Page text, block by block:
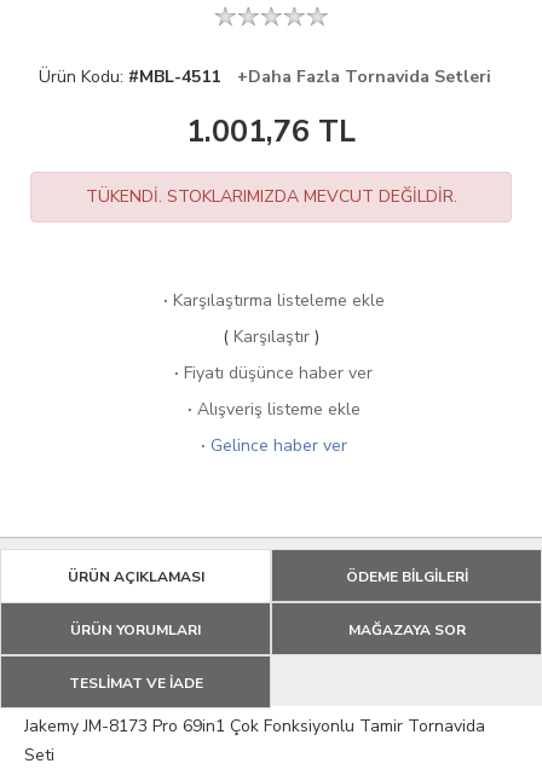
Ürün Kodu: #MBL-4511 +Daha Fazla Tornavida Setleri
1.001,76 TL
TÜKENDİ. STOKLARIMIZDA MEVCUT DEĞİLDİR.
· Karşılaştırma listeleme ekle
( Karşılaştır )
· Fiyatı düşünce haber ver
· Alışveriş listeme ekle
· Gelince haber ver
ÜRÜN AÇIKLAMASI ÖDEME BİLGİLERİ
ÜRÜN YORUMLARI MAĞAZAYA SOR
TESLİMAT VE İADE
Jakemy JM-8173 Pro 69in1 Çok Fonksiyonlu Tamir Tornavida
Seti